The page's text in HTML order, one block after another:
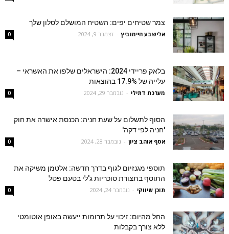
צמר שטיחים יפים: השטיח המושלם לסלון שלך
‫אלישבע חיימוביץ - דצמבר 9, 2024 0
בלאק פריידי 2024: הישראלים שלפו את האשראי –
עלייה של 17.9% בהוצאות
מערכת דתילי - נובמבר 29, 2024 0
הסוף לתשלום על שעת חניה: הכנסת אישרה את חוק
'חניה לפי דקה'
אסף אוהב ציון - נובמבר 28, 2024 0
תוספי מגנזיום לגוף בדרך חדשה: אלטמן משיקה את
התוסף בתצורת סוכריות ג'לי בטעם פטל
תוכן שיווקי - נובמבר 24, 2024 0
החל מהיום: זיכוי על תרומות ייעשה באופן אוטומטי
ללא צורך בקבלות